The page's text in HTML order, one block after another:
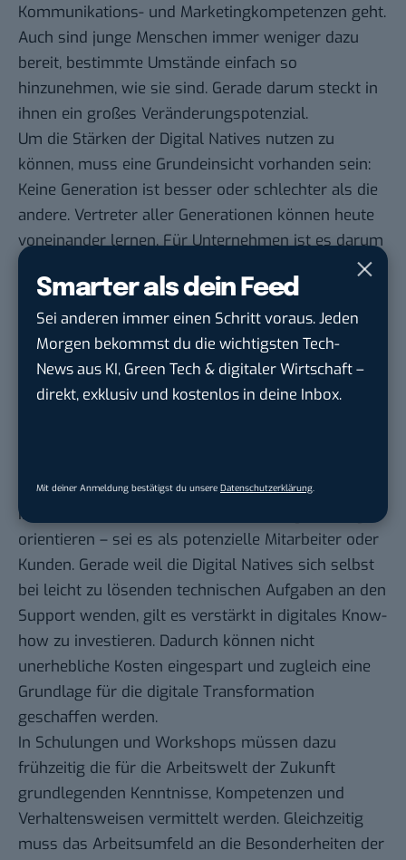
Smarter als dein Feed
Sei anderen immer einen Schritt voraus. Jeden
Morgen bekommst du die wichtigsten Tech-
News aus KI, Green Tech & digitaler Wirtschaft –
direkt, exklusiv und kostenlos in deine Inbox.
Mit deiner Anmeldung bestätigst du unsere Datenschutzerklärung.
Kommunikations- und Marketingkompetenzen geht.
Auch sind junge Menschen immer weniger dazu
bereit, bestimmte Umstände einfach so
hinzunehmen, wie sie sind. Gerade darum steckt in
ihnen ein großes Veränderungspotenzial.
Um die Stärken der Digital Natives nutzen zu
können, muss eine Grundeinsicht vorhanden sein:
Keine Generation ist besser oder schlechter als die
andere. Vertreter aller Generationen können heute
voneinander lernen. Für Unternehmen ist es darum
Austausch zwischen den Generationen kommen
kann. Dazu können Mentoren-Programme,
generationenübergreifende Projekte oder
geschützte Foren zum Austausch dienlich sein.
Investition in digitales Know-how
aus diesem Grund müssen Unternehmen sich an
ihren Bedürfnissen und ihrer Erwartungshaltung
orientieren – sei es als potenzielle Mitarbeiter oder
Kunden. Gerade weil die Digital Natives sich selbst
bei leicht zu lösenden technischen Aufgaben an den
Support wenden, gilt es verstärkt in digitales Know-
how zu investieren. Dadurch können nicht
unerhebliche Kosten eingespart und zugleich eine
Grundlage für die digitale Transformation
geschaffen werden.
In Schulungen und Workshops müssen dazu
frühzeitig die für die Arbeitswelt der Zukunft
grundlegenden Kenntnisse, Kompetenzen und
Verhaltensweisen vermittelt werden. Gleichzeitig
muss das Arbeitsumfeld an die Besonderheiten der